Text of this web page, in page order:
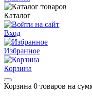
Каталог
Вход
Избранное
Корзина
Корзина 0 товаров на